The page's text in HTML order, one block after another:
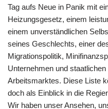
Tag aufs Neue in Panik mit
Heizungsgesetz, einem
einem unverständlichen
seines Geschlechts, einer
Migrationspolitik,
Unternehmen und
Arbeitsmarktes. Diese Liste
doch als Einblick in die
Wir haben unser Ansehen,